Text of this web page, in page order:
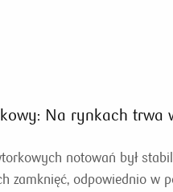
Na rynkach trwa
notowań był
zamknięć, odpowiednio w